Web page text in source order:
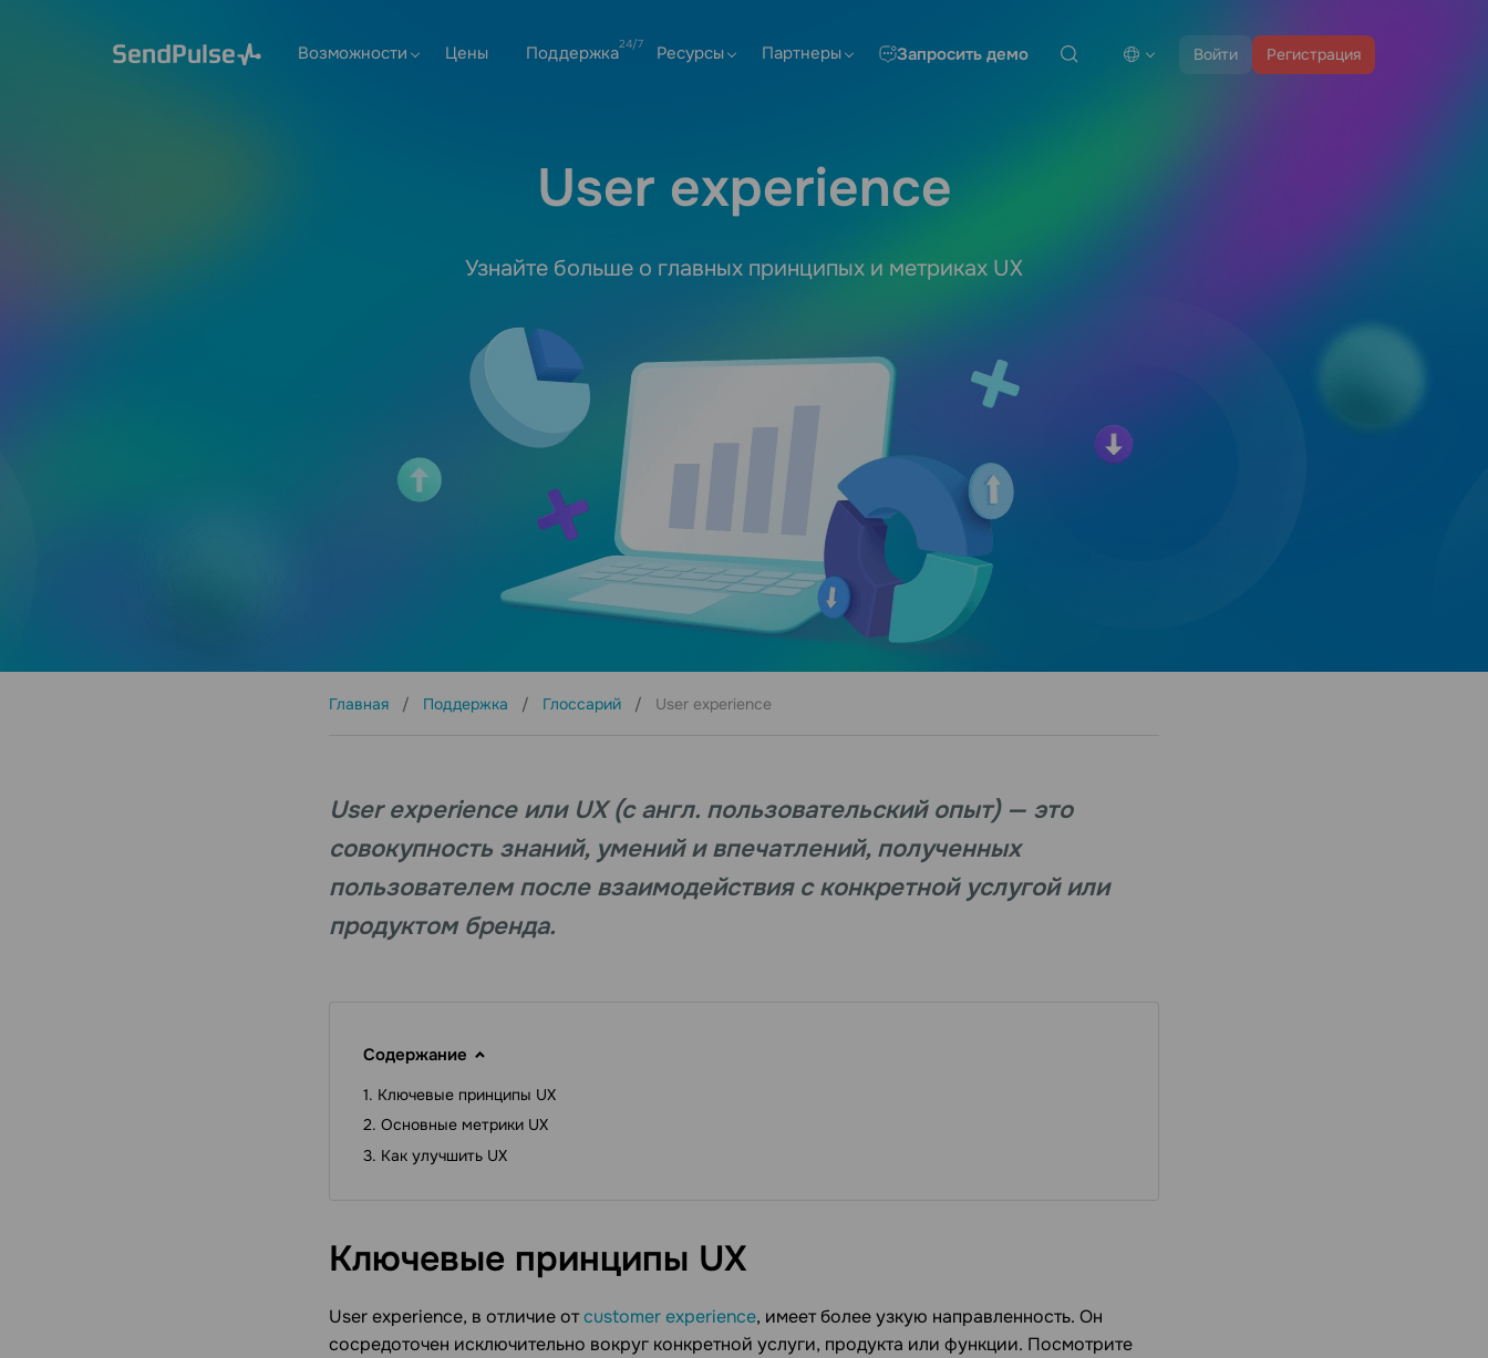
Войти Регистрация
Возможности Цены Поддержка Ресурсы Партнеры Запросить демо
User experience
Узнайте больше о главных принципых и метриках UX
Главная Поддержка Глоссарий User experience
User experience или UX (с англ. пользовательский опыт) — это
совокупность знаний, умений и впечатлений, полученных
пользователем после взаимодействия с конкретной услугой или
продуктом бренда.
Содержание
Ключевые принципы UX
Основные метрики UX
Как улучшить UX
Ключевые принципы UX
User experience, в отличие отcustomer experience, имеет более узкую направленность. Он
сосредоточен исключительно вокруг конкретной услуги, продукта или функции. Посмотрите